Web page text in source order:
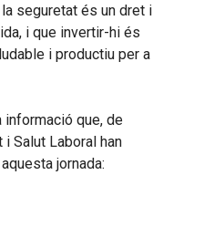
seguretat és un dret i
i que invertir-hi és
i productiu per a
que, de
i Salut Laboral han
jornada: